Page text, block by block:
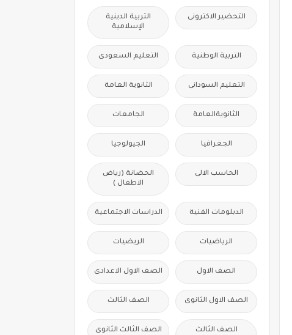
التحضير الاكترونى
التربية الدينية
الإسلامية
التربية الوطنية التعليم السعودى
التعليم السودانى الثانوية العامة
الثانويةالعامة الجامعات
الجغرافيا الجيولوجيا
الحاسب الالى
الحضانة (رياض
الاطفال )
الدبلومات الفنية الدراسات الاجتماعية
الرياضيات الريضيات
الصف الاول الصف الاول الاعدادى
الصف الاول الثانوى الصف الثالث
الصف الثالث
الصف الثالث الثانوى